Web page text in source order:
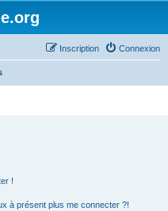
Connexion
Inscription
!
à présent plus me connecter ?!